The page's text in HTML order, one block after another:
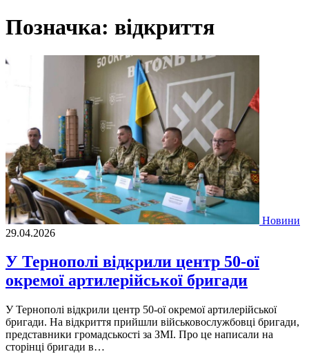
Позначка: відкриття
Новини
29.04.2026
У Тернополі відкрили центр 50-ої
окремої артилерійської бригади
У Тернополі відкрили центр 50-ої окремої артилерійської
бригади. На відкриття прийшли військовослужбовці бригади,
представники громадськості за ЗМІ. Про це написали на
сторінці бригади в…